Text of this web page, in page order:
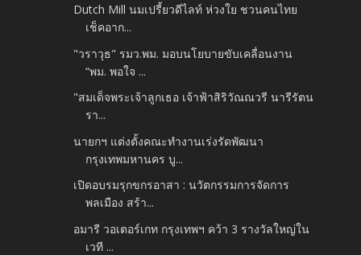
Dutch Mill นมเปรี้ยวดีไลท์ ห่วงใย ชวนคนไทย
เช็คอาก...
"วราวุธ" รมว.พม. มอบนโยบายขับเคลื่อนงาน
“พม. พอใจ ...
"สมเด็จพระเจ้าลูกเธอ เจ้าฟ้าสิริวัณณวรี นารีรัตน
รา...
นายกฯ แต่งตั้งคณะทำงานเร่งรัดพัฒนา
กรุงเทพมหานคร บู...
เปิดอบรมรุกขกรอาสา : นวัตกรรมการจัดการ
พลเมือง สร้า...
อมารี วอเตอร์เกท กรุงเทพฯ คว้า 3 รางวัลใหญ่ใน
เวที ...